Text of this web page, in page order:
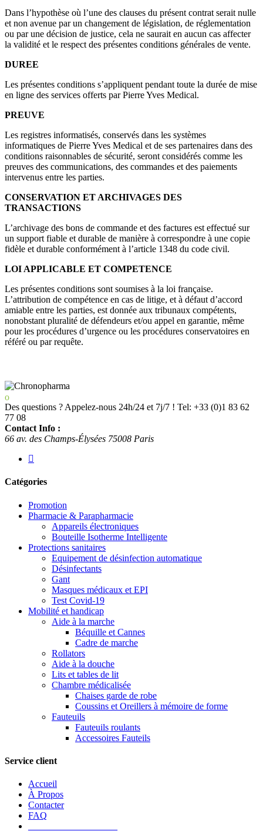
Dans l’hypothèse où l’une des clauses du présent contrat serait nulle
et non avenue par un changement de législation, de réglementation
ou par une décision de justice, cela ne saurait en aucun cas affecter
la validité et le respect des présentes conditions générales de vente.
DUREE
Les présentes conditions s’appliquent pendant toute la durée de mise
en ligne des services offerts par Pierre Yves Medical.
PREUVE
Les registres informatisés, conservés dans les systèmes
informatiques de Pierre Yves Medical et de ses partenaires dans des
conditions raisonnables de sécurité, seront considérés comme les
preuves des communications, des commandes et des paiements
intervenus entre les parties.
CONSERVATION ET ARCHIVAGES DES
TRANSACTIONS
L’archivage des bons de commande et des factures est effectué sur
un support fiable et durable de manière à correspondre à une copie
fidèle et durable conformément à l’article 1348 du code civil.
LOI APPLICABLE ET COMPETENCE
Les présentes conditions sont soumises à la loi française.
L’attribution de compétence en cas de litige, et à défaut d’accord
amiable entre les parties, est donnée aux tribunaux compétents,
nonobstant pluralité de défendeurs et/ou appel en garantie, même
pour les procédures d’urgence ou les procédures conservatoires en
référé ou par requête.
Des questions ? Appelez-nous 24h/24 et 7j/7 ! Tel: +33 (0)1 83 62
77 08
Contact Info :
66 av. des Champs-Élysées 75008 Paris
Catégories
Promotion
Pharmacie & Parapharmacie
Appareils électroniques
Bouteille Isotherme Intelligente
Protections sanitaires
Equipement de désinfection automatique
Désinfectants
Gant
Masques médicaux et EPI
Test Covid-19
Mobilité et handicap
Aide à la marche
Béquille et Cannes
Cadre de marche
Rollators
Aide à la douche
Lits et tables de lit
Chambre médicalisée
Chaises garde de robe
Coussins et Oreillers à mémoire de forme
Fauteuils
Fauteuils roulants
Accessoires Fauteils
Service client
Accueil
À Propos
Contacter
FAQ